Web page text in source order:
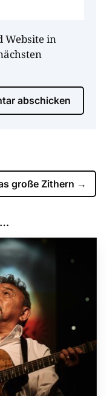
Website in
abschicken
große Zithern →
…